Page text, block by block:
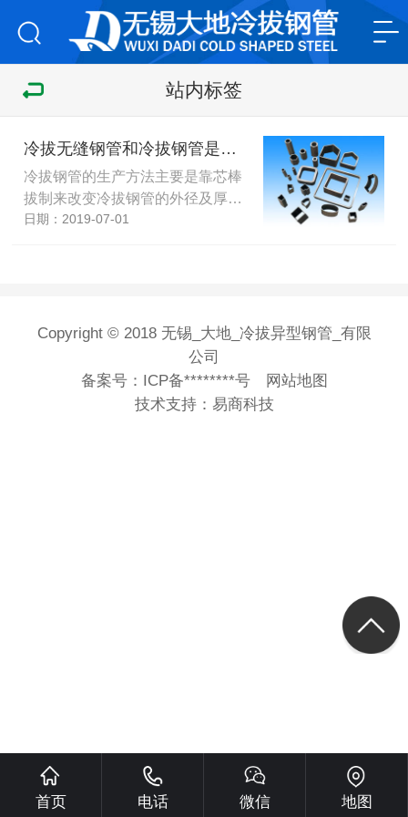
站内标签
冷拔无缝钢管和冷拔钢管是不是一种？区别？
冷拔钢管的生产方法主要是靠芯棒
拔制来改变冷拔钢管的外径及厚…
日期：2019-07-01
Copyright © 2018 无锡_大地_冷拔异型钢管_有限
公司
备案号： ICP备********号
网站地图
技术支持： 易商科技
首页 电话 微信 地图